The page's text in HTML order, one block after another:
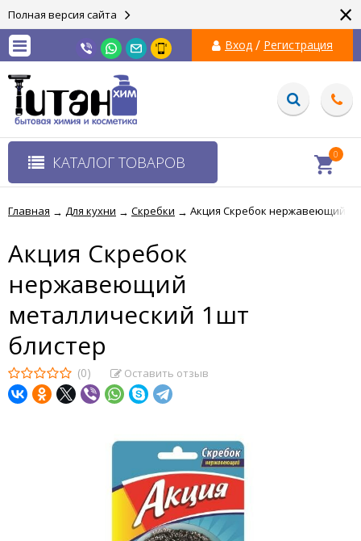
Полная версия сайта ×
Вход / Регистрация
КАТАЛОГ ТОВАРОВ 0
Главная → Для кухни → Скребки → Акция Скребок нержавеющий
Акция Скребок
нержавеющий
металлический 1шт
блистер
(0) Оставить отзыв